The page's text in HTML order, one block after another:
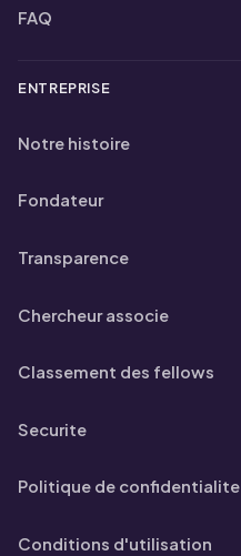
FAQ
ENTREPRISE
Notre histoire
Fondateur
Transparence
Chercheur associe
Classement des fellows
Securite
Politique de confidentialite
Conditions d'utilisation